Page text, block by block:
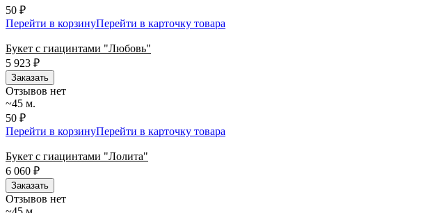
50 ₽
Перейти в корзинуПерейти в карточку товара
Букет с гиацинтами "Любовь"
5 923 ₽
Заказать
Отзывов нет
~45 м.
50 ₽
Перейти в корзинуПерейти в карточку товара
Букет с гиацинтами "Лолита"
6 060 ₽
Заказать
Отзывов нет